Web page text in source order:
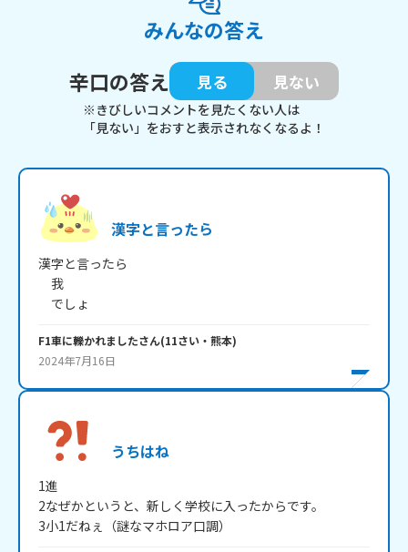
みんなの答え
辛口の答え
見る 見ない
※きびしいコメントを見たくない人は
「見ない」をおすと表示されなくなるよ！
漢字と言ったら
漢字と言ったら
我
でしょ
F1車に轢かれましたさん(11さい・ 熊本)
2024年7月16日
うちはね
1進
2なぜかというと、新しく学校に入ったからです。
3小1だねぇ（謎なマホロア口調）